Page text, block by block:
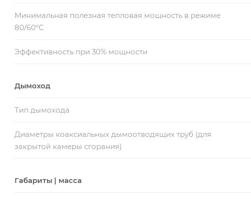
Минимальная полезная тепловая мощность в режиме
80/60°С
Эффективность при 30% мощности
Дымоход
Тип дымохода
Диаметры коаксиальных дымоотводящих труб (для
закрытой камеры сгорания)
Габариты | масса